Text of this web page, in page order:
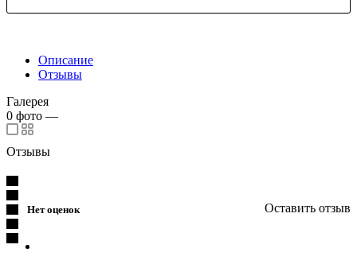
Описание
Отзывы
Галерея
0 фото —
Отзывы
Нет оценок Оставить отзыв